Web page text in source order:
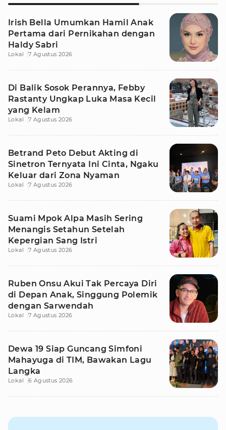
Irish Bella Umumkan Hamil Anak
Pertama dari Pernikahan dengan
Haldy Sabri
Lokal 7 Agustus 2026
Di Balik Sosok Perannya, Febby
Rastanty Ungkap Luka Masa Kecil
yang Kelam
Lokal 7 Agustus 2026
Betrand Peto Debut Akting di
Sinetron Ternyata Ini Cinta, Ngaku
Keluar dari Zona Nyaman
Lokal 7 Agustus 2026
Suami Mpok Alpa Masih Sering
Menangis Setahun Setelah
Kepergian Sang Istri
Lokal 7 Agustus 2026
Ruben Onsu Akui Tak Percaya Diri
di Depan Anak, Singgung Polemik
dengan Sarwendah
Lokal 7 Agustus 2026
Dewa 19 Siap Guncang Simfoni
Mahayuga di TIM, Bawakan Lagu
Langka
Lokal 6 Agustus 2026